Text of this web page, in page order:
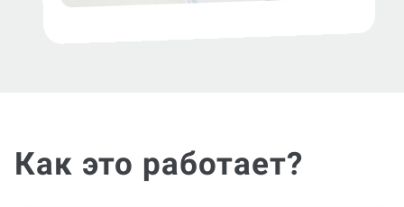
Как это работает?